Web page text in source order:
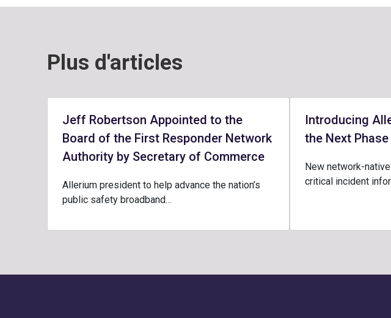
Plus d'articles
Jeff Robertson Appointed to the
Board of the First Responder Network
Authority by Secretary of Commerce
Allerium president to help advance the nation’s
public safety broadband…
Introducing
the Next
New network-
critical incident